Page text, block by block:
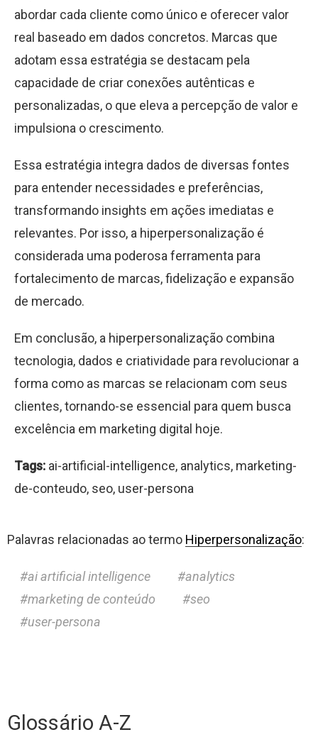
abordar cada cliente como único e oferecer valor
real baseado em dados concretos. Marcas que
adotam essa estratégia se destacam pela
capacidade de criar conexões autênticas e
personalizadas, o que eleva a percepção de valor e
impulsiona o crescimento.
Essa estratégia integra dados de diversas fontes
para entender necessidades e preferências,
transformando insights em ações imediatas e
relevantes. Por isso, a hiperpersonalização é
considerada uma poderosa ferramenta para
fortalecimento de marcas, fidelização e expansão
de mercado.
Em conclusão, a hiperpersonalização combina
tecnologia, dados e criatividade para revolucionar a
forma como as marcas se relacionam com seus
clientes, tornando-se essencial para quem busca
excelência em marketing digital hoje.
Tags: ai-artificial-intelligence, analytics, marketing-
de-conteudo, seo, user-persona
Palavras relacionadas ao termo Hiperpersonalização:
ai artificial intelligence
analytics
marketing de conteúdo
seo
user-persona
Glossário A-Z